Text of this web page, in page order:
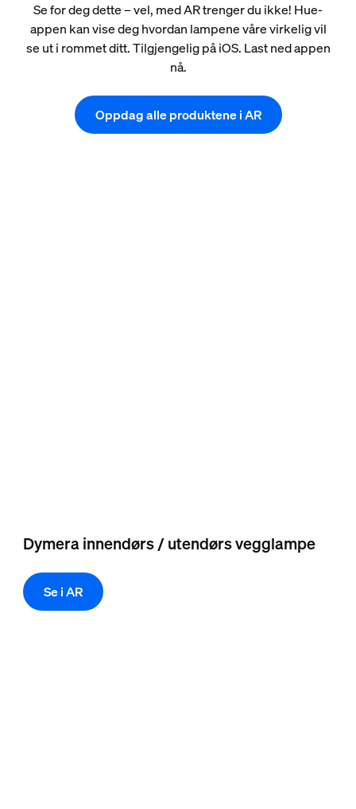
Se for deg dette – vel, med AR trenger du ikke! Hue-
appen kan vise deg hvordan lampene våre virkelig vil
se ut i rommet ditt. Tilgjengelig på iOS. Last ned appen
nå.
Oppdag alle produktene i AR
Dymera innendørs / utendørs vegglampe
Se i AR